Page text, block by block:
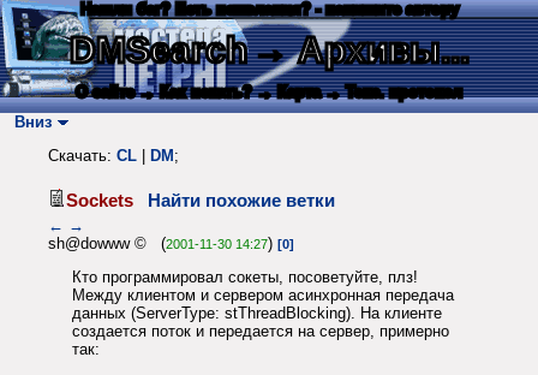
Нашли баг? Есть пожелания? - напишите автору
DMSearch→ Архивы...
О сайте → Как искать? → Карта → Текс. протокол
Вниз
Скачать: CL DM ;
Sockets Найти похожие ветки
← →
sh@dowww © (2001-11-30 14:27) [0]
Кто программировал сокеты, посоветуйте, плз!
Между клиентом и сервером асинхронная передача
данных (ServerType: stThreadBlocking). На клиенте
создается поток и передается на сервер, примерно
так: